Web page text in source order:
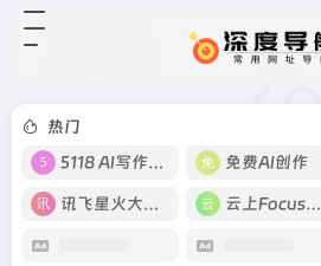
热门
5118 AI写作工具
免费AI创作
讯飞星火大模型 云上Focus接码